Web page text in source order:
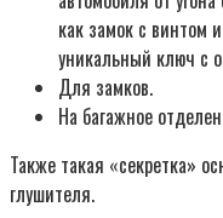
как замок с винтом
уникальный ключ с
Для замков.
На багажное
Также такая «секретка»
глушителя.